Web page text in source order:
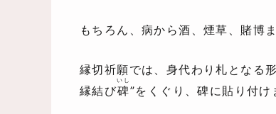
もちろん、病から酒、煙草、賭博
縁切祈願では、身代わり札となる
縁結び碑
いし
”をくぐり、碑に貼り付け